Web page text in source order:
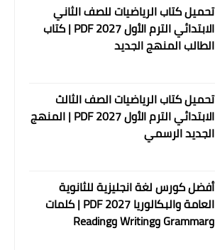
تحميل كتاب الرياضيات للصف الثاني
الابتدائي الترم الأول 2027 PDF | كتاب
الطالب المنهج الجديد
تحميل كتاب الرياضيات الصف الثالث
الابتدائي الترم الأول 2027 PDF | المنهج
الجديد الرسمي
أفضل كورس لغة انجليزية للثانوية
العامة والبكالوريا 2027 PDF | كلمات
وGrammar وWriting وReading